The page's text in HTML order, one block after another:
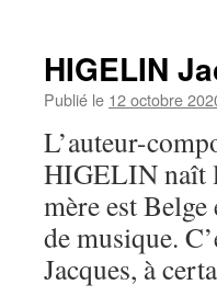
HIGELIN
Publié le 12 octobre
L’auteur-
HIGELIN naît
mère est
de musique.
Jacques, à